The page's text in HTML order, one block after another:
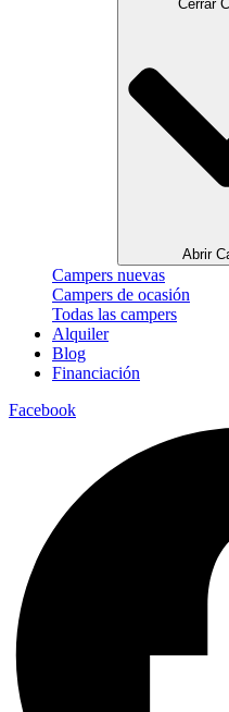
Cerrar
Abrir
Campers nuevas
Campers de ocasión
Todas las campers
Alquiler
Blog
Financiación
Facebook